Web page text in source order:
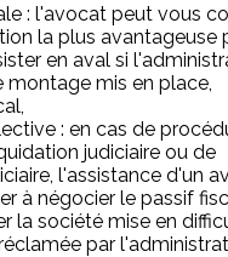
: l'avocat peut vous
la plus avantageuse
en aval si
montage mis en place,
: en cas de
judiciaire ou de
l'assistance d'un
à négocier le passif
la société mise en
par